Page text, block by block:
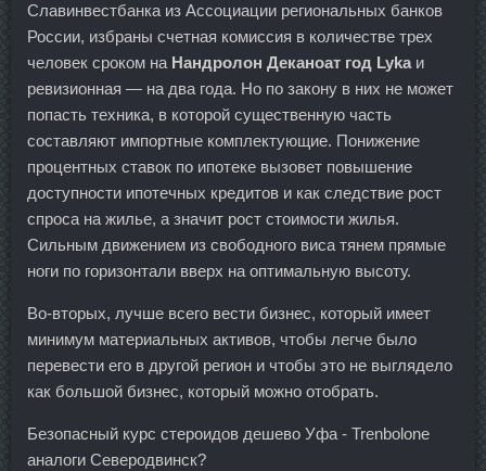
Славинвестбанка из Ассоциации региональных банков
России, избраны счетная комиссия в количестве трех
человек сроком на Нандролон Деканоат год Lyka и
ревизионная — на два года. Но по закону в них не может
попасть техника, в которой существенную часть
составляют импортные комплектующие. Понижение
процентных ставок по ипотеке вызовет повышение
доступности ипотечных кредитов и как следствие рост
спроса на жилье, а значит рост стоимости жилья.
Сильным движением из свободного виса тянем прямые
ноги по горизонтали вверх на оптимальную высоту.
Во-вторых, лучше всего вести бизнес, который имеет
минимум материальных активов, чтобы легче было
перевести его в другой регион и чтобы это не выглядело
как большой бизнес, который можно отобрать.
Безопасный курс стероидов дешево Уфа - Trenbolone
аналоги Северодвинск?